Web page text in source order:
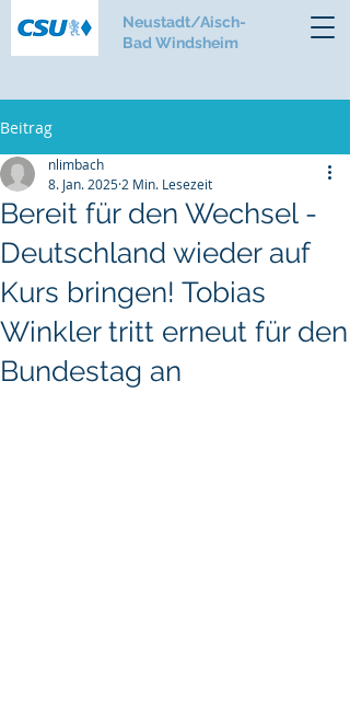
Neustadt/Aisch-
Bad Windsheim
Beitrag
Bereit für den Wechsel -
Deutschland wieder auf
Kurs bringen! Tobias
Winkler tritt erneut für den
Bundestag an
nlimbach
8. Jan. 2025 2 Min. Lesezeit